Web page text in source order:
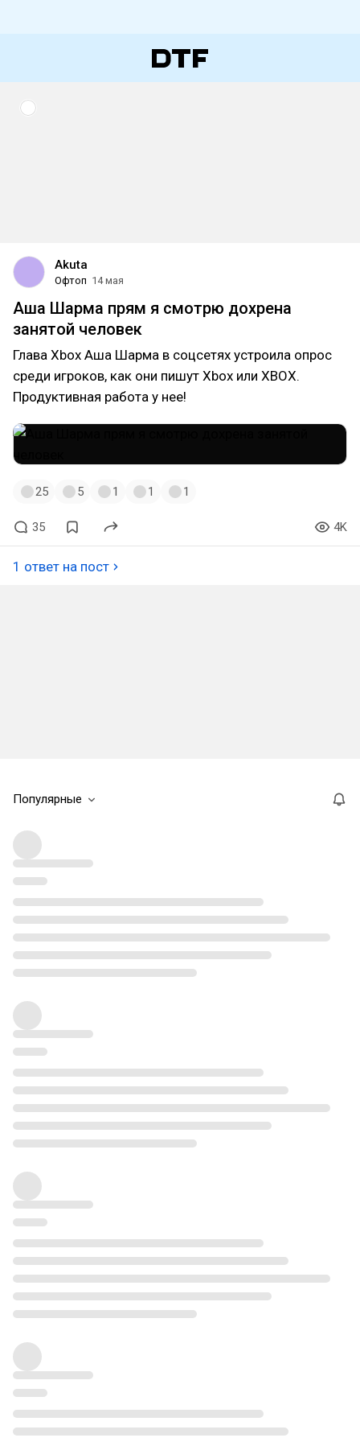
Akuta
Офтоп 14 мая
Аша Шарма прям я смотрю дохрена
занятой человек
Глава Xbox Аша Шарма в соцсетях устроила опрос
среди игроков, как они пишут Xbox или XBOX.
Продуктивная работа у нее!
25 5 1 1 1
35 4K
1 ответ на пост
Популярные